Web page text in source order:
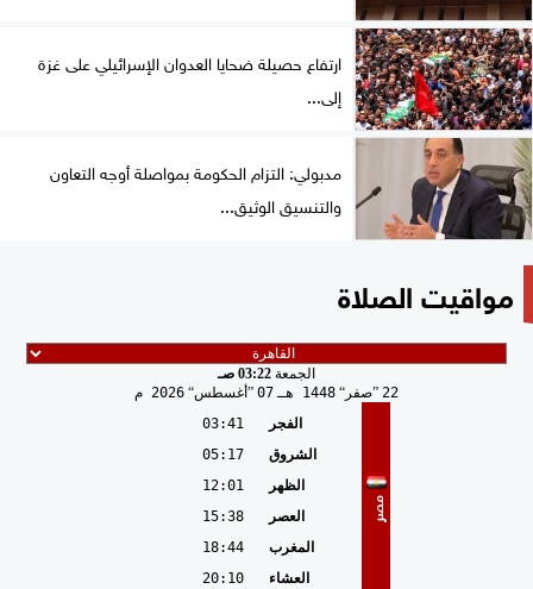
ارتفاع حصيلة ضحايا العدوان الإسرائيلي على غزة
إلى...
مدبولي: التزام الحكومة بمواصلة أوجه التعاون
والتنسيق الوثيق...
مواقيت الصلاة
الجمعة 03:22 صـ
22 صفر 1448 هـ 07 أغسطس 2026 م
مصر
الفجر
03:41
الشروق
05:17
الظهر
12:01
العصر
15:38
المغرب
18:44
العشاء
20:10